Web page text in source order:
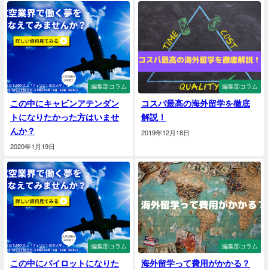
編集部コラム
この中にキャビンアテンダン
トになりたかった方はいませ
んか？
2020年1月19日
編集部コラム
コスパ最高の海外留学を徹底
解説！
2019年12月18日
編集部コラム
この中にパイロットになりた
編集部コラム
海外留学って費用がかかる？